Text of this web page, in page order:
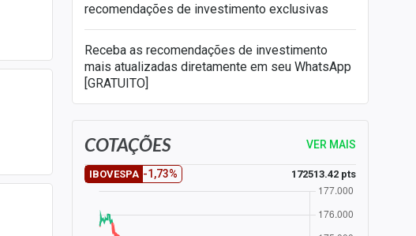
recomendações de investimento exclusivas
Receba as recomendações de investimento
mais atualizadas diretamente em seu WhatsApp
[GRATUITO]
COTAÇÕES VER MAIS
IBOVESPA -1,73% 172513.42 pts